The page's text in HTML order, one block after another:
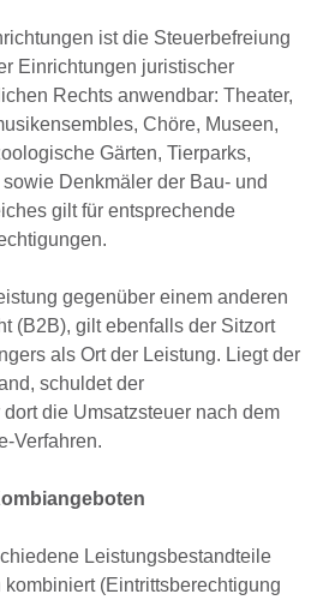
ist die Steuerbefreiung
Einrichtungen juristischer
Rechts anwendbar: Theater,
Chöre, Museen,
Gärten, Tierparks,
Denkmäler der Bau- und
gilt für entsprechende
gegenüber einem anderen
(B2B), gilt ebenfalls der Sitzort
als Ort der Leistung. Liegt der
schuldet der
die Umsatzsteuer nach dem
Verfahren.
Leistungsbestandteile
(Eintrittsberechtigung